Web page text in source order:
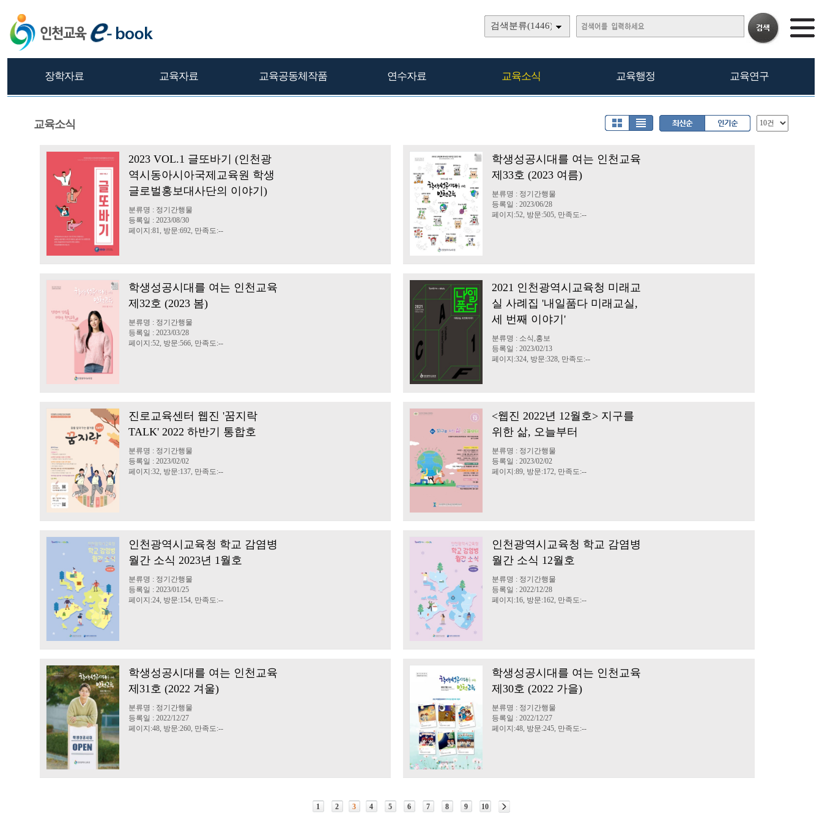
검색분류(1446)
장학자료 교육자료 교육공동체작품 연수자료 교육소식 교육행정 교육연구
교육소식
2023 VOL.1 글또바기 (인천광
역시동아시아국제교육원 학생
글로벌홍보대사단의 이야기)
분류명 : 정기간행물
등록일 : 2023/08/30
페이지:81, 방문:692, 만족도:--
학생성공시대를 여는 인천교육
제33호 (2023 여름)
분류명 : 정기간행물
등록일 : 2023/06/28
페이지:52, 방문:505, 만족도:--
학생성공시대를 여는 인천교육
제32호 (2023 봄)
분류명 : 정기간행물
등록일 : 2023/03/28
페이지:52, 방문:566, 만족도:--
2021 인천광역시교육청 미래교
실 사례집 '내일품다 미래교실,
세 번째 이야기'
분류명 : 소식,홍보
등록일 : 2023/02/13
페이지:324, 방문:328, 만족도:--
진로교육센터 웹진 '꿈지락
TALK' 2022 하반기 통합호
분류명 : 정기간행물
등록일 : 2023/02/02
페이지:32, 방문:137, 만족도:--
<웹진 2022년 12월호> 지구를
위한 삶, 오늘부터
분류명 : 정기간행물
등록일 : 2023/02/02
페이지:89, 방문:172, 만족도:--
인천광역시교육청 학교 감염병
월간 소식 2023년 1월호
분류명 : 정기간행물
등록일 : 2023/01/25
페이지:24, 방문:154, 만족도:--
인천광역시교육청 학교 감염병
월간 소식 12월호
분류명 : 정기간행물
등록일 : 2022/12/28
페이지:16, 방문:162, 만족도:--
학생성공시대를 여는 인천교육
제31호 (2022 겨울)
분류명 : 정기간행물
등록일 : 2022/12/27
페이지:48, 방문:260, 만족도:--
학생성공시대를 여는 인천교육
제30호 (2022 가을)
분류명 : 정기간행물
등록일 : 2022/12/27
페이지:48, 방문:245, 만족도:--
1 2 3 4 5 6 7 8 9 10